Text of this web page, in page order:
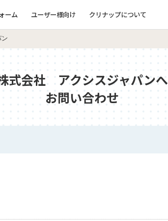
ーム ユーザー様向け クリナップについて
式会社 アクシスジャパンへ
お問い合わせ